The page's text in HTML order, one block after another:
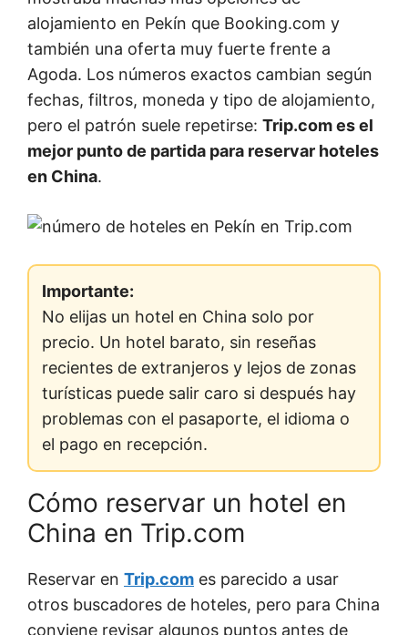
alojamiento en Pekín que Booking.com y
también una oferta muy fuerte frente a
Agoda. Los números exactos cambian según
fechas, filtros, moneda y tipo de alojamiento,
pero el patrón suele repetirse: Trip.com es el
mejor punto de partida para reservar hoteles
en China.
Importante:
No elijas un hotel en China solo por
precio. Un hotel barato, sin reseñas
recientes de extranjeros y lejos de zonas
turísticas puede salir caro si después hay
problemas con el pasaporte, el idioma o
el pago en recepción.
Cómo reservar un hotel en
China en Trip.com
Reservar en Trip.com es parecido a usar
otros buscadores de hoteles, pero para China
conviene revisar algunos puntos antes de